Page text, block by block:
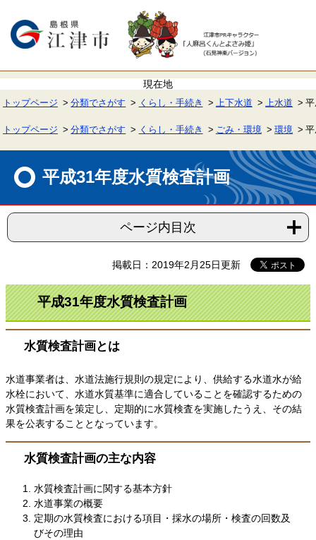
で
ば
本
へ
トップページ 分類でさがす くらし・手続き 上下水道 上水道
トップページ 分類でさがす くらし・手続き ごみ・環境 環境
平成31年度水質検査計画
ページ内目次
掲載日：2019年2月25日更新
平成31年度水質検査計画
水質検査計画とは
水道事業者は、水道法施行規則の規定により、供給する水道水が給
水栓において、水道水質基準に適合していることを確認するための
水質検査計画を策定し、定期的に水質検査を実施したうえ、その結
果を公表することとなっています。
水質検査計画の主な内容
水質検査計画に関する基本方針
水道事業の概要
定期の水質検査における項目・採水の場所・検査の回数及
びその理由